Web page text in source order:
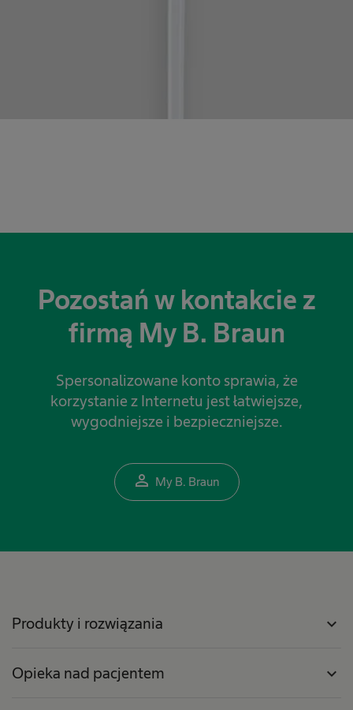
Pozostań w kontakcie z
firmą My B. Braun
Spersonalizowane konto sprawia, że
korzystanie z Internetu jest łatwiejsze,
wygodniejsze i bezpieczniejsze.
person_outline My B. Braun
Produkty i rozwiązania expand_more
Opieka nad pacjentem expand_more